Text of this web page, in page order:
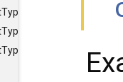
ENTRY_HANDLER,
ENTRY_HANDLER,
ENTRY_HANDLER,